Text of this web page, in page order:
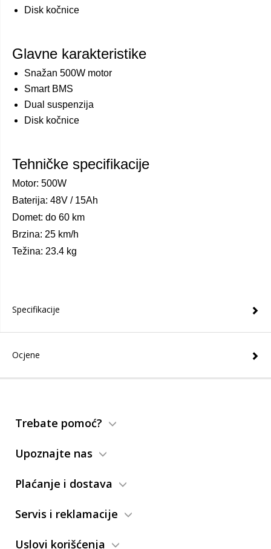
Disk kočnice
Glavne karakteristike
Snažan 500W motor
Smart BMS
Dual suspenzija
Disk kočnice
Tehničke specifikacije
Motor: 500W
Baterija: 48V / 15Ah
Domet: do 60 km
Brzina: 25 km/h
Težina: 23.4 kg
Specifikacije
Ocjene
Trebate pomoć?
Upoznajte nas
Plaćanje i dostava
Servis i reklamacije
Uslovi korišćenja